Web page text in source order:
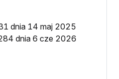
dnia 14 maj 2025
dnia 6 cze 2026